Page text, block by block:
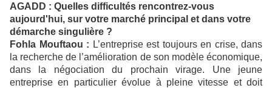
AGADD : Quelles difficultés rencontrez-vous
aujourd'hui, sur votre marché principal et dans votre
démarche singulière ?
Fohla Mouftaou : L’entreprise est toujours en crise, dans
la recherche de l’amélioration de son modèle économique,
dans la négociation du prochain virage. Une jeune
entreprise en particulier évolue à pleine vitesse et doit